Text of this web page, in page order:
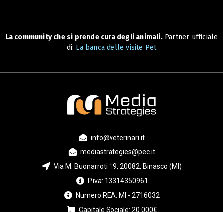
La community che si prende cura degli animali.Partner ufficiale
di: La banca delle visite Pet
info@veterinari.it
mediastrategies@pec.it
Via M. Buonarroti 19, 20082, Binasco (MI)
P.iva: 13314350961
Numero REA: MI - 2716032
Capitale Sociale: 20.000€